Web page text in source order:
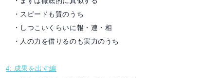
・スピードも質のうち
・しつこいくらいに報・連・相
・人の力を借りるのも実力のうち
4: 成果を出す編